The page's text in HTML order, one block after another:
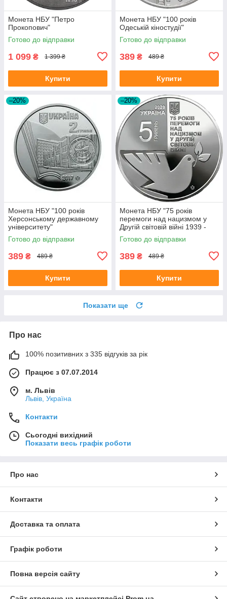
Монета НБУ "Петро
Прокопович"
Готово до відправки
1 099 ₴ 1 399 ₴
Купити
Монета НБУ "100 років
Одеській кіностудії"
Готово до відправки
389 ₴ 489 ₴
Купити
–20%
Монета НБУ "100 років
Херсонському державному
університету"
Готово до відправки
389 ₴ 489 ₴
Купити
–20%
Монета НБУ "75 років
перемоги над нацизмом у
Другій світовій війні 1939 -
1945 років"
Готово до відправки
389 ₴ 489 ₴
Купити
Показати ще
Про нас
100% позитивних з 335 відгуків за рік
Працює з 07.07.2014
м. Львів
Львів, Україна
Контакти
Сьогодні вихідний
Показати весь графік роботи
Про нас
Контакти
Доставка та оплата
Графік роботи
Повна версія сайту